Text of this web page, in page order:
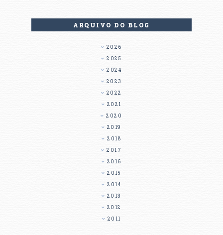
ARQUIVO DO BLOG
2026
2025
2024
2023
2022
2021
2020
2019
2018
2017
2016
2015
2014
2013
2012
2011